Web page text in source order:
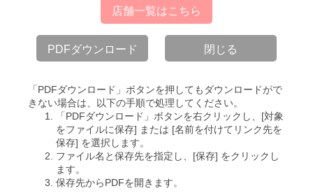
店舗一覧はこちら
PDFダウンロード 閉じる
「PDFダウンロード」ボタンを押してもダウンロードがで
きない場合は、以下の手順で処理してください。
「PDFダウンロード」ボタンを右クリックし、[対象
をファイルに保存] または [名前を付けてリンク先を
保存] を選択します。
ファイル名と保存先を指定し、[保存] をクリックし
ます。
保存先からPDFを開きます。